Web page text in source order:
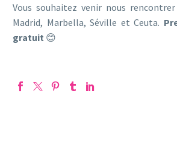
Vous souhaitez venir nous
Madrid, Marbella, Séville et Ceuta.
gratuit 😊